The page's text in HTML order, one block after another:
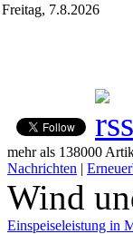
Freitag, 7.8.2026
mehr als 138000
Nachrichten |
Wind
Einspeiseleistung in